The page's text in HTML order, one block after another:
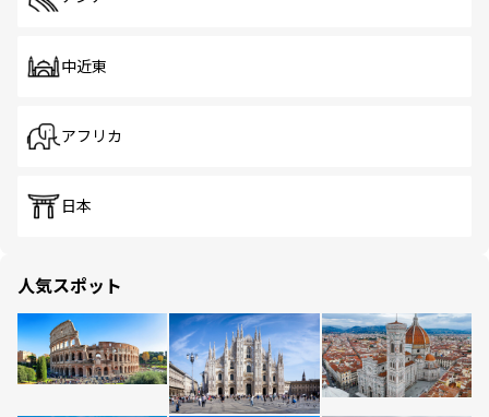
中近東
アフリカ
日本
人気スポット